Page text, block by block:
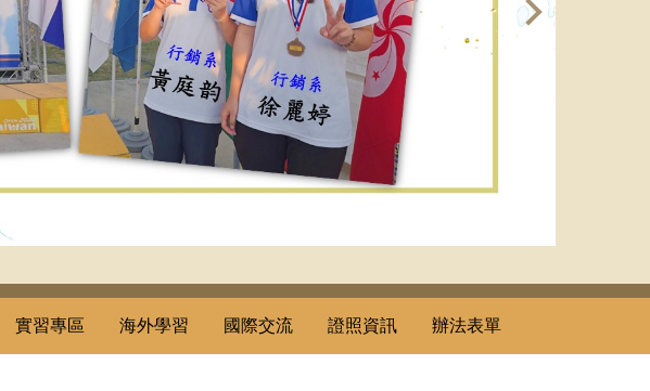
實習專區 海外學習 國際交流 證照資訊 辦法表單